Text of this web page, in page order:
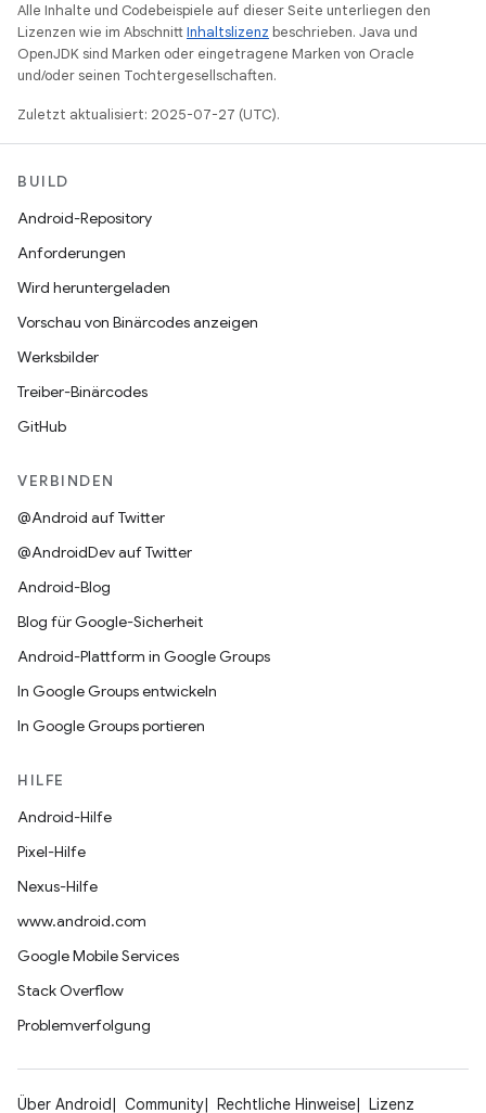
Alle Inhalte und Codebeispiele auf dieser Seite unterliegen den
Lizenzen wie im AbschnittInhaltslizenz beschrieben. Java und
OpenJDK sind Marken oder eingetragene Marken von Oracle
und/oder seinen Tochtergesellschaften.
Zuletzt aktualisiert: 2025-07-27 (UTC).
BUILD
Android-Repository
Anforderungen
Wird heruntergeladen
Vorschau von Binärcodes anzeigen
Werksbilder
Treiber-Binärcodes
GitHub
VERBINDEN
@Android auf Twitter
@AndroidDev auf Twitter
Android-Blog
Blog für Google-Sicherheit
Android-Plattform in Google Groups
In Google Groups entwickeln
In Google Groups portieren
HILFE
Android-Hilfe
Pixel-Hilfe
Nexus-Hilfe
www.android.com
Google Mobile Services
Stack Overflow
Problemverfolgung
Über Android Community Rechtliche Hinweise
Lizenz